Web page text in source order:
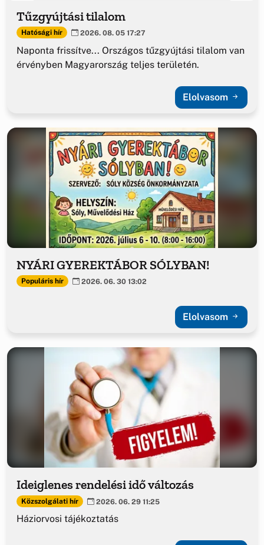
Tűzgyújtási tilalom
Hatósági hír 2026. 08. 05 17:27
Naponta frissítve... Országos tűzgyújtási tilalom van
érvényben Magyarország teljes területén.
Elolvasom
NYÁRI GYEREKTÁBOR SÓLYBAN!
Populáris hír 2026. 06. 30 13:02
Elolvasom
Ideiglenes rendelési idő változás
Közszolgálati hír 2026. 06. 29 11:25
Háziorvosi tájékoztatás